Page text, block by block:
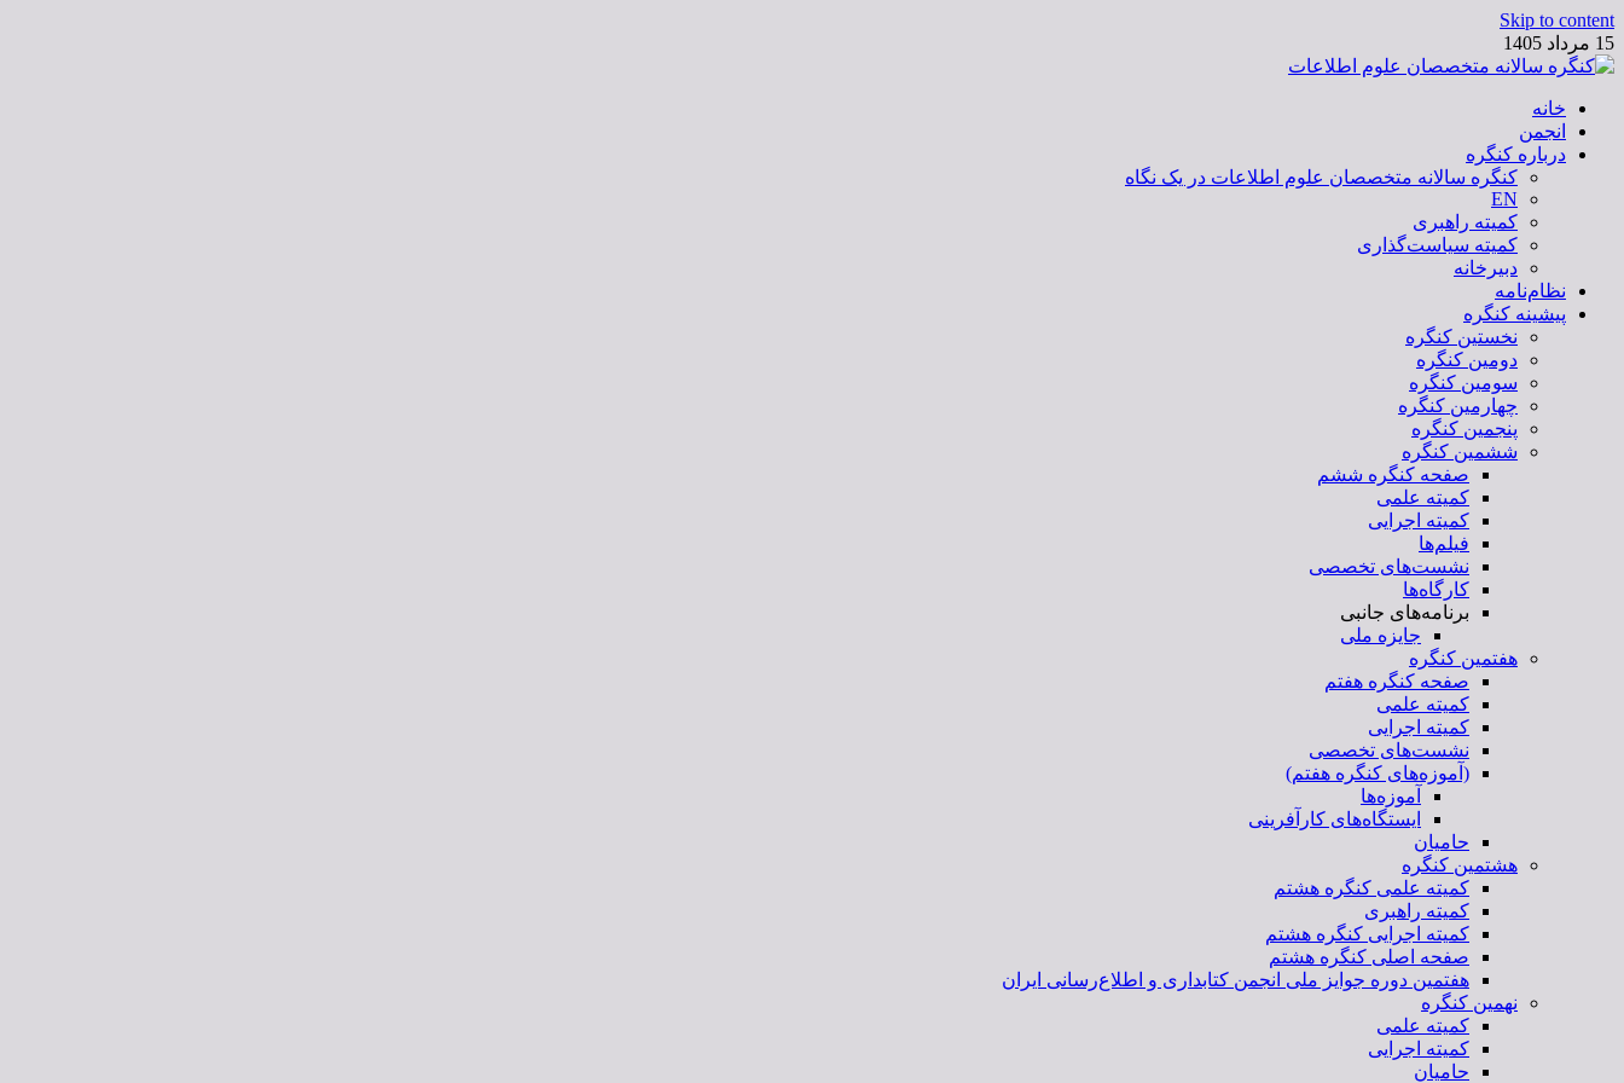
Skip to content
15 مرداد 1405
کنگره سالانه متخصصان علوم اطلاعات
خانه
انجمن
درباره کنگره
کنگره سالانه متخصصان علوم اطلاعات در یک نگاه
EN
کمیته راهبری
کمیته سیاست‌گذاری
دبیرخانه
نظام‌نامه
پیشینه کنگره
نخستین کنگره
دومین کنگره
سومین کنگره
چهارمین کنگره
پنجمین کنگره
ششمین کنگره
صفحه کنگره ششم
کمیته علمی
کمیته اجرایی
فیلم‌ها
نشست‌های تخصصی
کارگاه‌ها
برنامه‌های جانبی
جایزه ملی
هفتمین کنگره
صفحه کنگره هفتم
کمیته علمی
کمیته اجرایی
نشست‌های تخصصی
(آموزه‌های کنگره هفتم)
آموزه‌ها
ایستگاه‌های کارآفرینی
حامیان
هشتمین کنگره
کمیته علمی کنگره هشتم
کمیته راهبری
کمیته اجرایی کنگره هشتم
صفحه اصلی کنگره هشتم
هفتمین دوره جوایز ملی انجمن کتابداری و اطلاع‌رسانی ایران
نهمین کنگره
کمیته علمی
کمیته اجرایی
حامیان